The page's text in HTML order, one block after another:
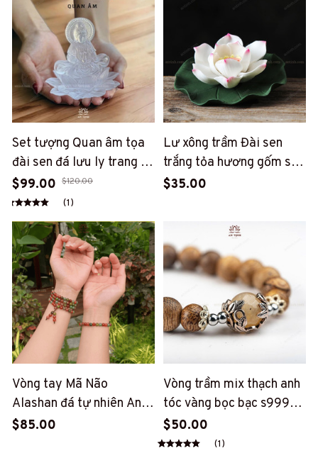
Set tượng Quan âm tọa
đài sen đá lưu ly trang trí
taplo xe ô tô, vật phẩm
decor, quà tặng bình an
(AT52)
$99.00 $120.00
(1)
Lư xông trầm Đài sen
trắng tỏa hương gốm sứ
An Tịnh (AT8)
$35.00
Vòng tay Mã Não
Alashan đá tự nhiên An
Tịnh
$85.00
Vòng trầm mix thạch anh
tóc vàng bọc bạc s999
(PT175)
$50.00
(1)